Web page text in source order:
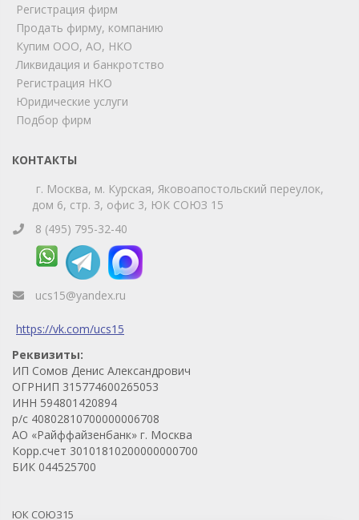
Регистрация фирм
Продать фирму, компанию
Купим ООО, АО, НКО
Ликвидация и банкротство
Регистрация НКО
Юридические услуги
Подбор фирм
КОНТАКТЫ
г. Москва, м. Курская, Яковоапостольский переулок,
дом 6, стр. 3, офис 3, ЮК СОЮЗ 15
8 (495) 795-32-40
ucs15@yandex.ru
https://vk.com/ucs15
Реквизиты:
ИП Сомов Денис Александрович
ОГРНИП 315774600265053
ИНН 594801420894
р/с 40802810700000006708
АО «Райффайзенбанк» г. Москва
Корр.счет 30101810200000000700
БИК 044525700
ЮК СОЮЗ15
Позвоните нам или свяжитесь с нами через любой
удобный мессенджер!
Telegram
Телефон